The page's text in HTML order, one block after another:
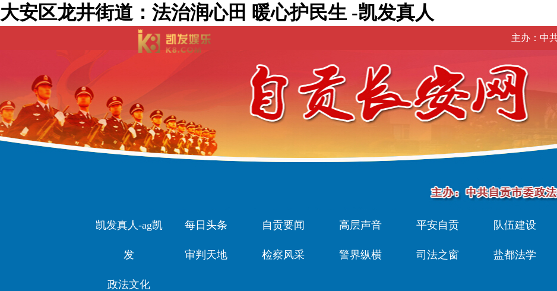
大安区龙井街道：法治润心田 暖心护民生 -凯发真人
主办：中
凯发真人-ag凯
发
每日头条 自贡要闻 高层声音 平安自贡 队伍建设
审判天地 检察风采 警界纵横 司法之窗 盐都法学
政法文化